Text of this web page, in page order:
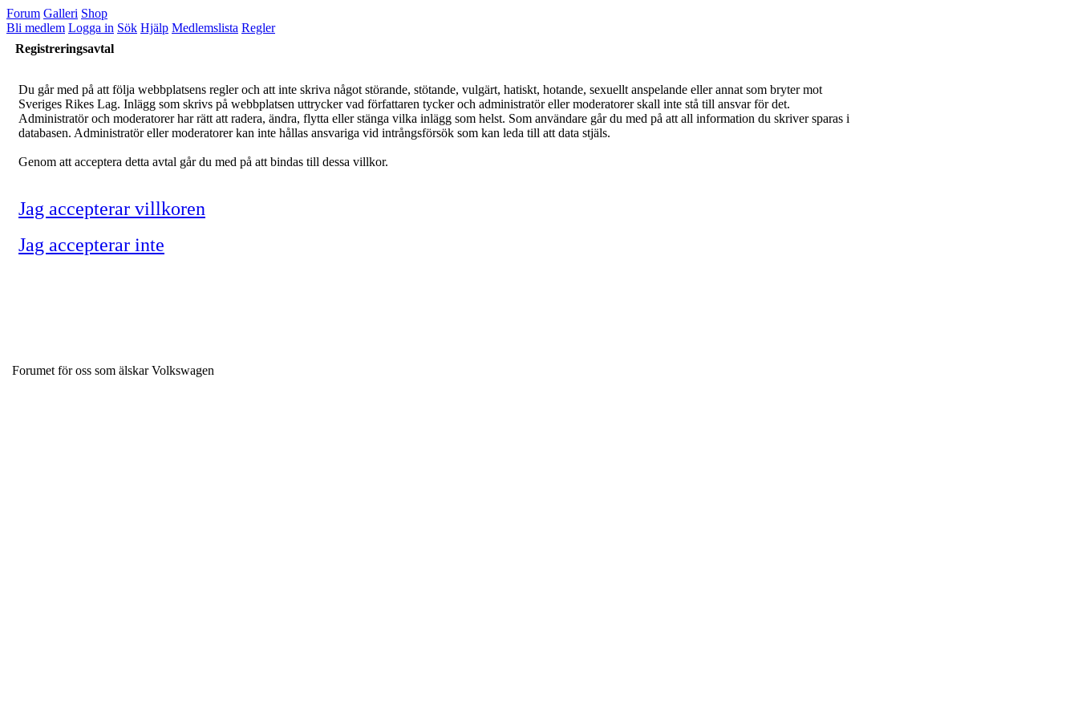
Forum Galleri Shop
Bli medlem Logga in Sök Hjälp Medlemslista Regler
Registreringsavtal
Du går med på att följa webbplatsens regler och att inte skriva något störande, stötande, vulgärt, hatiskt, hotande, sexuellt anspelande eller annat som bryter mot
Sveriges Rikes Lag. Inlägg som skrivs på webbplatsen uttrycker vad författaren tycker och administratör eller moderatorer skall inte stå till ansvar för det.
Administratör och moderatorer har rätt att radera, ändra, flytta eller stänga vilka inlägg som helst. Som användare går du med på att all information du skriver sparas i
databasen. Administratör eller moderatorer kan inte hållas ansvariga vid intrångsförsök som kan leda till att data stjäls.
Genom att acceptera detta avtal går du med på att bindas till dessa villkor.
Jag accepterar villkoren
Jag accepterar inte
Forumet för oss som älskar Volkswagen